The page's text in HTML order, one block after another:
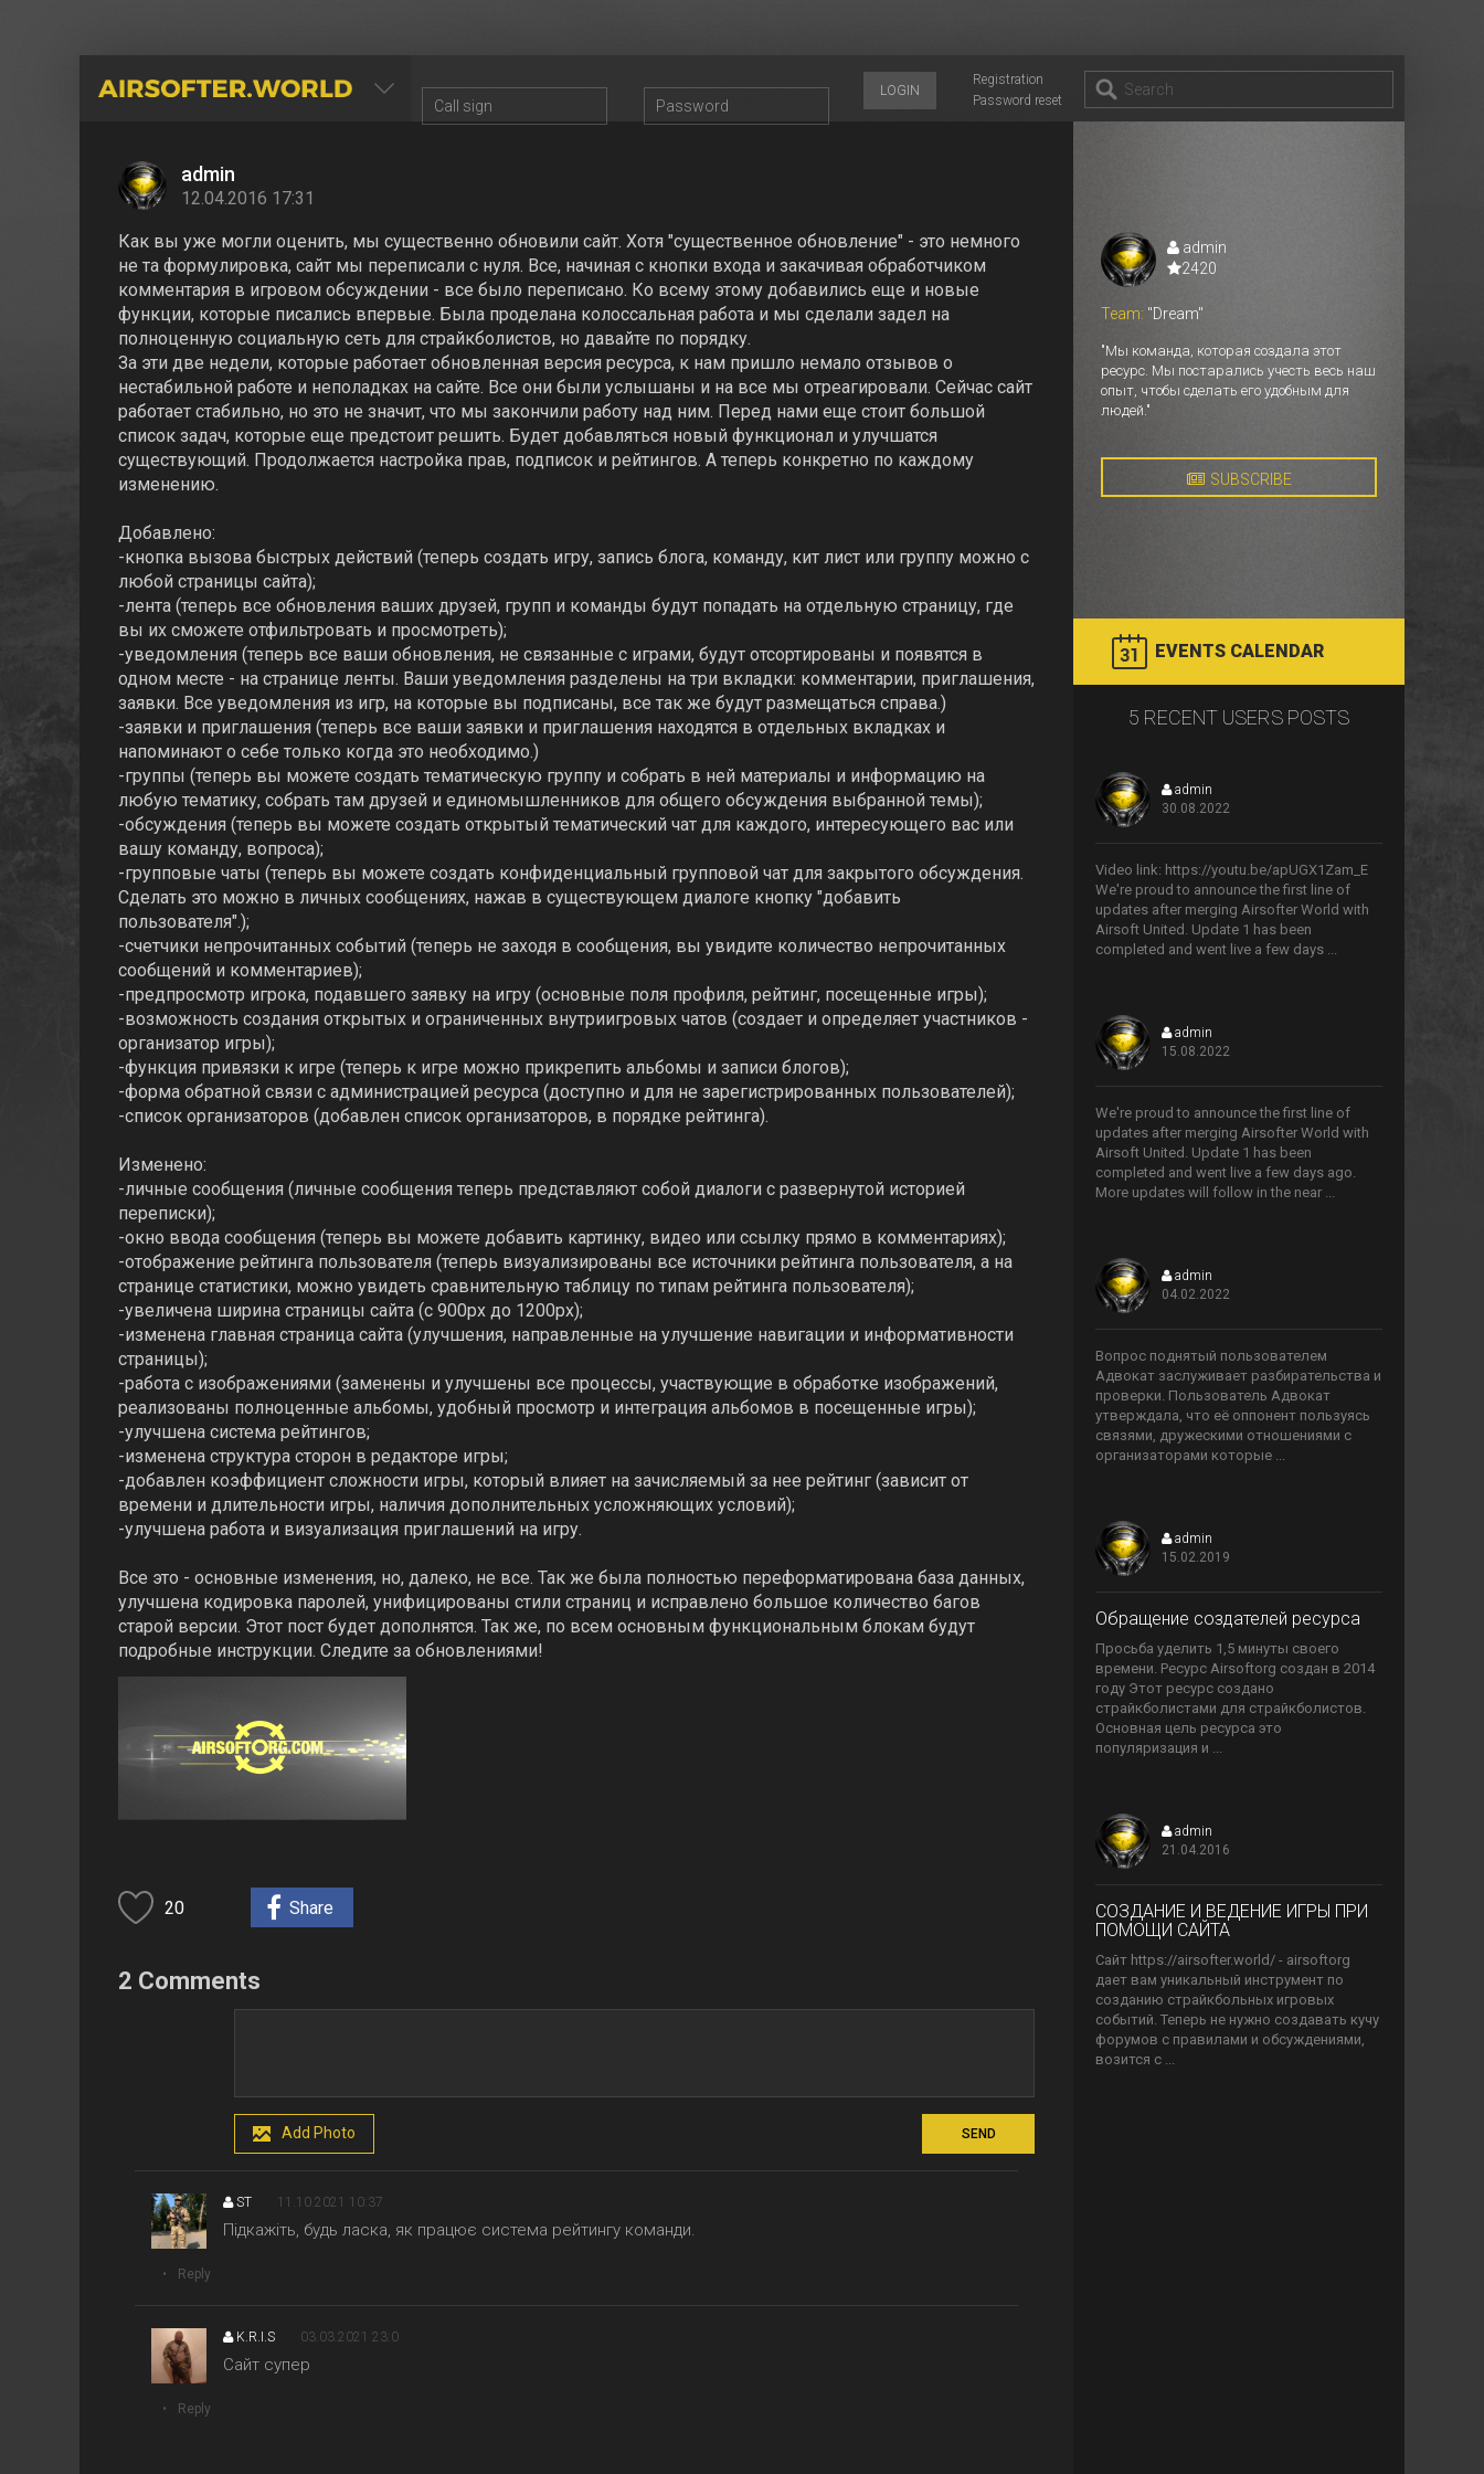
AIRSOFTER.WORLD
Registration
Password reset
LOGIN
admin
12.04.2016 17:31
Как вы уже могли оценить, мы существенно обновили сайт. Хотя "существенное обновление" - это немного
не та формулировка, сайт мы переписали с нуля. Все, начиная с кнопки входа и закачивая обработчиком
комментария в игровом обсуждении - все было переписано. Ко всему этому добавились еще и новые
функции, которые писались впервые. Была проделана колосcальная работа и мы сделали задел на
полноценную социальную сеть для страйкболистов, но давайте по порядку.
За эти две недели, которые работает обновленная версия ресурса, к нам пришло немало отзывов о
нестабильной работе и неполадках на сайте. Все они были услышаны и на все мы отреагировали. Сейчас сайт
работает стабильно, но это не значит, что мы закончили работу над ним. Перед нами еще стоит большой
список задач, которые еще предстоит решить. Будет добавляться новый функционал и улучшатся
существующий. Продолжается настройка прав, подписок и рейтингов. А теперь конкретно по каждому
изменению.
Добавлено:
-кнопка вызова быстрых действий (теперь создать игру, запись блога, команду, кит лист или группу можно с
любой страницы сайта);
-лента (теперь все обновления ваших друзей, групп и команды будут попадать на отдельную страницу, где
вы их сможете отфильтровать и просмотреть);
-уведомления (теперь все ваши обновления, не связанные с играми, будут отсортированы и появятся в
одном месте - на странице ленты. Ваши уведомления разделены на три вкладки: комментарии, приглашения,
заявки. Все уведомления из игр, на которые вы подписаны, все так же будут размещаться справа.)
-заявки и приглашения (теперь все ваши заявки и приглашения находятся в отдельных вкладках и
напоминают о себе только когда это необходимо.)
-группы (теперь вы можете создать тематическую группу и собрать в ней материалы и информацию на
любую тематику, собрать там друзей и единомышленников для общего обсуждения выбранной темы);
-обсуждения (теперь вы можете создать открытый тематический чат для каждого, интересующего вас или
вашу команду, вопроса);
-групповые чаты (теперь вы можете создать конфиденциальный групповой чат для закрытого обсуждения.
Сделать это можно в личных сообщениях, нажав в существующем диалоге кнопку "добавить
пользователя".);
-счетчики непрочитанных событий (теперь не заходя в сообщения, вы увидите количество непрочитанных
сообщений и комментариев);
-предпросмотр игрока, подавшего заявку на игру (основные поля профиля, рейтинг, посещенные игры);
-возможность создания открытых и ограниченных внутриигровых чатов (создает и определяет участников -
организатор игры);
-функция привязки к игре (теперь к игре можно прикрепить альбомы и записи блогов);
-форма обратной связи с администрацией ресурса (доступно и для не зарегистрированных пользователей);
-список организаторов (добавлен список организаторов, в порядке рейтинга).
Изменено:
-личные сообщения (личные сообщения теперь представляют собой диалоги с развернутой историей
переписки);
-окно ввода сообщения (теперь вы можете добавить картинку, видео или ссылку прямо в комментариях);
-отображение рейтинга пользователя (теперь визуализированы все источники рейтинга пользователя, а на
странице статистики, можно увидеть сравнительную таблицу по типам рейтинга пользователя);
-увеличена ширина страницы сайта (с 900px до 1200px);
-изменена главная страница сайта (улучшения, направленные на улучшение навигации и информативности
страницы);
-работа с изображениями (заменены и улучшены все процессы, участвующие в обработке изображений,
реализованы полноценные альбомы, удобный просмотр и интеграция альбомов в посещенные игры);
-улучшена система рейтингов;
-изменена структура сторон в редакторе игры;
-добавлен коэффициент сложности игры, который влияет на зачисляемый за нее рейтинг (зависит от
времени и длительности игры, наличия дополнительных усложняющих условий);
-улучшена работа и визуализация приглашений на игру.
Все это - основные изменения, но, далеко, не все. Так же была полностью переформатирована база данных,
улучшена кодировка паролей, унифицированы стили страниц и исправлено большое количество багов
старой версии. Этот пост будет дополнятся. Так же, по всем основным функциональным блокам будут
подробные инструкции. Следите за обновлениями!
20 Share
2 Comments
SEND
Add Photo
ST 11.10.2021 10:37
Підкажіть, будь ласка, як працює система рейтингу команди.
Reply
K.R.I.S 03.03.2021 23:0
Сайт супер
Reply
admin
2420
Team: "Dream"
"Мы команда, которая создала этот
ресурс. Мы постарались учесть весь наш
опыт, чтобы сделать его удобным для
людей."
SUBSCRIBE
EVENTS CALENDAR
5 RECENT USERS POSTS
admin
30.08.2022
Video link: https://youtu.be/apUGX1Zam_E
We're proud to announce the first line of
updates after merging Airsofter World with
Airsoft United. Update 1 has been
completed and went live a few days ...
admin
15.08.2022
We're proud to announce the first line of
updates after merging Airsofter World with
Airsoft United. Update 1 has been
completed and went live a few days ago.
More updates will follow in the near ...
admin
04.02.2022
Вопрос поднятый пользователем
Адвокат заслуживает разбирательства и
проверки. Пользователь Адвокат
утверждала, что её оппонент пользуясь
связями, дружескими отношениями с
организаторами которые ...
admin
15.02.2019
Обращение создателей ресурса
Просьба уделить 1,5 минуты своего
времени. Ресурс Airsoftorg создан в 2014
году Этот ресурс создано
страйкболистами для страйкболистов.
Основная цель ресурса это
популяризация и ...
admin
21.04.2016
​СОЗДАНИЕ И ВЕДЕНИЕ ИГРЫ ПРИ
ПОМОЩИ САЙТА
Сайт https://airsofter.world/ - airsoftorg
дает вам уникальный инструмент по
созданию страйкбольных игровых
событий. Теперь не нужно создавать кучу
форумов с правилами и обсуждениями,
возится с ...